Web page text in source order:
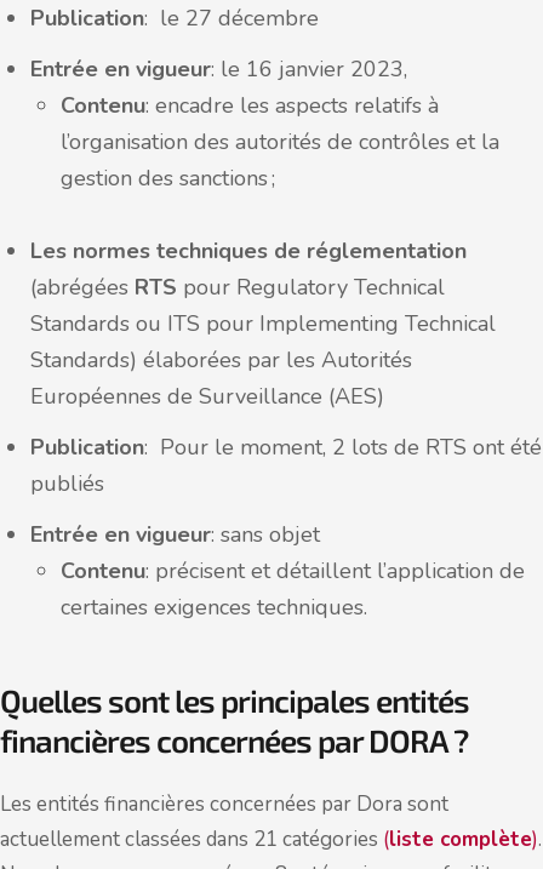
Publication: le 27 décembre
Entrée en vigueur: le 16 janvier 2023,
Contenu: encadre les aspects relatifs à
l’organisation des autorités de contrôles et la
gestion des sanctions ;
Les normes techniques de réglementation
(abrégées RTS pour Regulatory Technical
Standards ou ITS pour Implementing Technical
Standards) élaborées par les Autorités
Européennes de Surveillance (AES)
Publication: Pour le moment, 2 lots de RTS ont été
publiés
Entrée en vigueur: sans objet
Contenu: précisent et détaillent l’application de
certaines exigences techniques.
Quelles sont les principales entités
financières concernées par DORA ?
Les entités financières concernées par Dora sont
actuellement classées dans 21 catégories (liste complète).